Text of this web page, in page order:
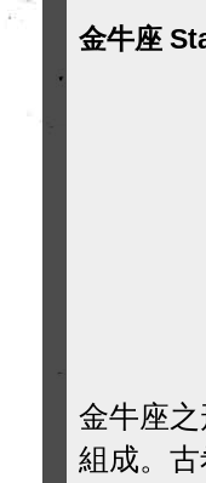
金牛座
金牛座
組成。